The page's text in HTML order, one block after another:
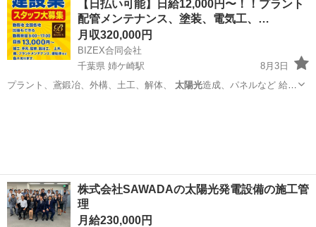
【日払い可能】日給12,000円〜！！プラント
配管メンテナンス、塗装、電気工、…
月収320,000円
BIZEX合同会社
千葉県 姉ケ崎駅
8月3日
プラント、鳶鍛冶、外構、土工、解体、 太陽光造成、パネルなど 給
株式会社SAWADAの太陽光発電設備の施工管
理
月給230,000円